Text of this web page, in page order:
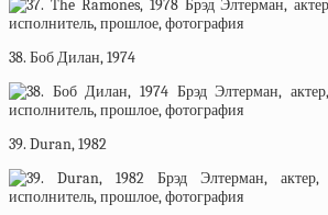
38. Боб Дилан, 1974
39. Duran, 1982